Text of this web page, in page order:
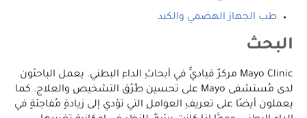
طب الجهاز الهضمي والكبد
البحث
Mayo Clinic مركزٌ قياديٌّ في أبحاثِ الداءِ البطني. يعمل الباحثون
لدى مُستشفى Mayo على تحسين طُرُق التشخيصِ والعلاج. كما
يعملون أيضًا على تعريفِ العواملِ التي تؤدي إلى زيادةٍ مُفاجئةٍ في